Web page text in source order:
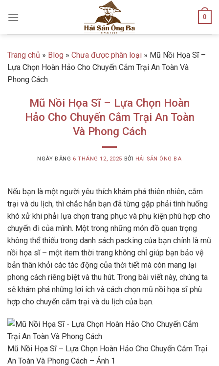
0
Trang chủ » Blog » Chưa được phân loại » Mũ Nồi Họa Sĩ –
Lựa Chọn Hoàn Hảo Cho Chuyến Cắm Trại An Toàn Và
Phong Cách
Mũ Nồi Họa Sĩ – Lựa Chọn Hoàn
Hảo Cho Chuyến Cắm Trại An Toàn
Và Phong Cách
NGÀY ĐĂNG 6 THÁNG 12, 2025 BỞI HẢI SẢN ÔNG BA
Nếu bạn là một người yêu thích khám phá thiên nhiên, cắm
trại và du lịch, thì chắc hẳn bạn đã từng gặp phải tình huống
khó xử khi phải lựa chọn trang phục và phụ kiện phù hợp cho
chuyến đi của mình. Một trong những món đồ quan trọng
không thể thiếu trong danh sách packing của bạn chính là mũ
nồi họa sĩ – một item thời trang không chỉ giúp bạn bảo vệ
bản thân khỏi các tác động của thời tiết mà còn mang lại
phong cách riêng biệt và thu hút. Trong bài viết này, chúng ta
sẽ khám phá những lợi ích và cách chọn mũ nồi họa sĩ phù
hợp cho chuyến cắm trại và du lịch của bạn.
Mũ Nồi Họa Sĩ – Lựa Chọn Hoàn Hảo Cho Chuyến Cắm Trại
An Toàn Và Phong Cách – Ảnh 1